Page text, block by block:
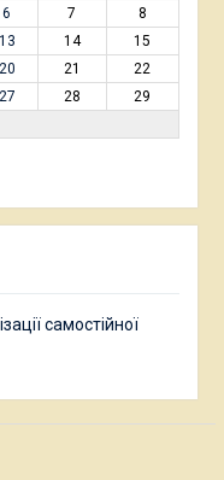
6 7
8
13 14
15
20 21
22
27 28
29
самостійної